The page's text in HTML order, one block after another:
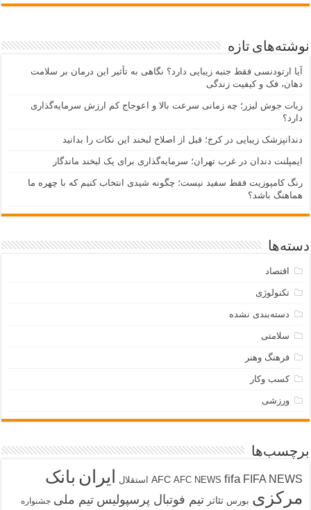
نوشته‌های تازه
آیا ارتودنسی فقط جنبه زیبایی دارد؟ نگاهی به تأثیر این درمان بر سلامت
دهان، فک و کیفیت زندگی
ربات جوش لیزر؛ چه زمانی سرعت بالا و اعوجاج کم ارزش سرمایه‌گذاری
دارد؟
دندانپزشک زیبایی در کرج؛ قبل از اصلاح لبخند این نکات را بدانید
ایمپلنت دندان در غرب تهران؛ سرمایه‌گذاری برای یک لبخند ماندگار
رنگ کامپوزیت فقط سفید نیست؛ چگونه شیدی انتخاب کنیم که با چهره ما
هماهنگ باشد؟
دسته‌ها
اقتصاد
تکنولوژی
دسته‌بندی نشده
سلامتی
فرهنگ وهنر
کسب وکار
ورزشی
برچسب‌ها
AFC AFC NEWS fifa FIFA NEWS استقلال ایران بانک
مرکزی بورس تئاتر تیم فوتبال پرسپولیس تیم ملی جشنواره